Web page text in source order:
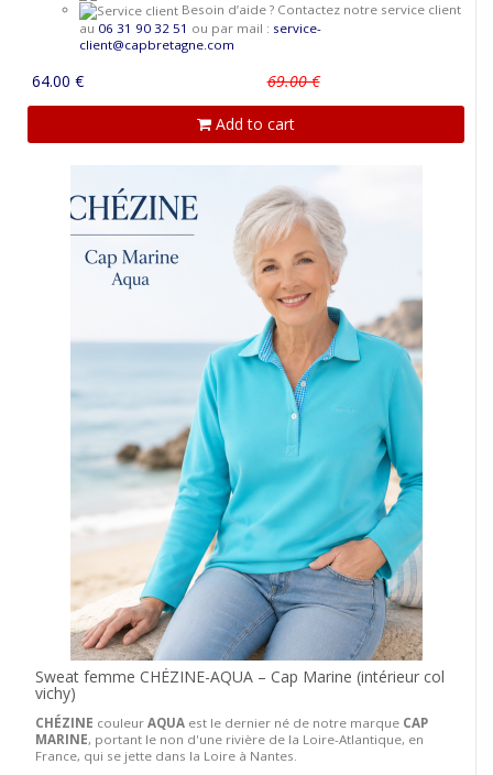
Besoin d’aide ? Contactez notre service client
au 06 31 90 32 51 ou par mail : service-
client@capbretagne.com
64.00 € 69.00 €
Add to cart
Sweat femme CHÉZINE-AQUA – Cap Marine (intérieur col
vichy)
CHÉZINE couleur AQUA est le dernier né de notre marque CAP
MARINE, portant le non d'une rivière de la Loire-Atlantique, en
France, qui se jette dans la Loire à Nantes.